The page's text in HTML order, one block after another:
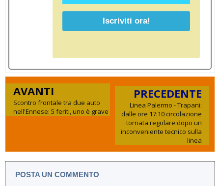
AVANTI
Scontro frontale tra due auto
nell'Ennese: 5 feriti, uno è grave
PRECEDENTE
Linea Palermo - Trapani:
dalle ore 17:10 circolazione
tornata regolare dopo un
inconveniente tecnico sulla
linea
POSTA UN COMMENTO